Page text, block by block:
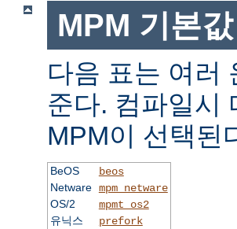
MPM 기본값
다음 표는 여러
준다. 컴파일시
MPM이 선택된
BeOS
beos
Netware mpm_netware
OS/2
mpmt_os2
유닉스
prefork